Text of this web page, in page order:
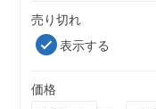
売り切れ
表示する
価格